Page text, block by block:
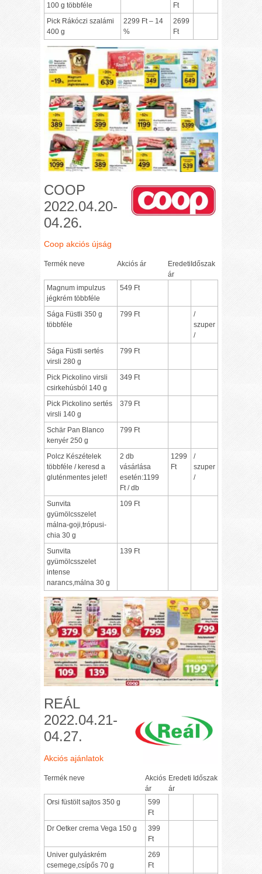
100 g többféle
Ft
Pick Rákóczi szalámi
400 g
2299 Ft – 14
%
2699
Ft
COOP
2022.04.20-
04.26.
Coop akciós újság
Termék neve Akciós ár
Eredeti
ár
Időszak
Magnum impulzus
jégkrém többféle
549 Ft
Sága Füstli 350 g
többféle
799 Ft
/
szuper
/
Sága Füstli sertés
virsli 280 g
799 Ft
Pick Pickolino virsli
csirkehúsból 140 g
349 Ft
Pick Pickolino sertés
virsli 140 g
379 Ft
Schär Pan Blanco
kenyér 250 g
799 Ft
Polcz Készételek
többféle / keresd a
gluténmentes jelet!
2 db
vásárlása
esetén:1199
Ft / db
1299
Ft
/
szuper
/
Sunvita
gyümölcsszelet
málna-goji,trópusi-
chia 30 g
109 Ft
Sunvita
gyümölcsszelet
intense
narancs,málna 30 g
139 Ft
REÁL
2022.04.21-
04.27.
Akciós ajánlatok
Termék neve
Akciós
ár
Eredeti
ár
Időszak
Orsi füstölt sajtos 350 g
599
Ft
Dr Oetker crema Vega 150 g
399
Ft
Univer gulyáskrém
csemege,csípős 70 g
269
Ft